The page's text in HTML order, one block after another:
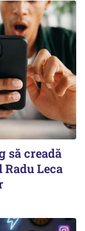
să creadă
Leca